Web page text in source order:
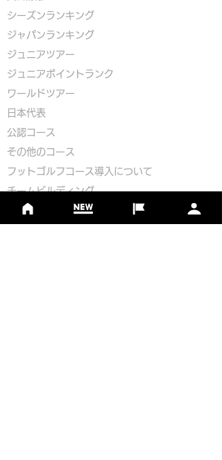
シーズンランキング
ジャパンランキング
ジュニアツアー
ジュニアポイントランク
​ワールドツアー
​​日本代表
公認コース
​その他のコース
​ フットゴルフコース導入について
​チームビルディング
選手登録​